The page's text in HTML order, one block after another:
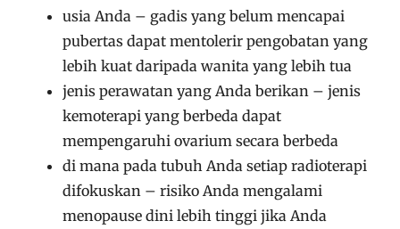
usia Anda – gadis yang belum mencapai
pubertas dapat mentolerir pengobatan yang
lebih kuat daripada wanita yang lebih tua
jenis perawatan yang Anda berikan – jenis
kemoterapi yang berbeda dapat
mempengaruhi ovarium secara berbeda
di mana pada tubuh Anda setiap radioterapi
difokuskan – risiko Anda mengalami
menopause dini lebih tinggi jika Anda